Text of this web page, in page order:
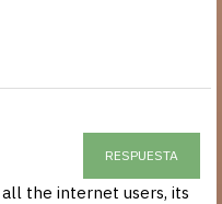
RESPUESTA
the internet users, its